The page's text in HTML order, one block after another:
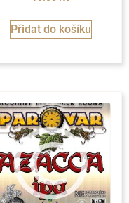
Přidat do košíku